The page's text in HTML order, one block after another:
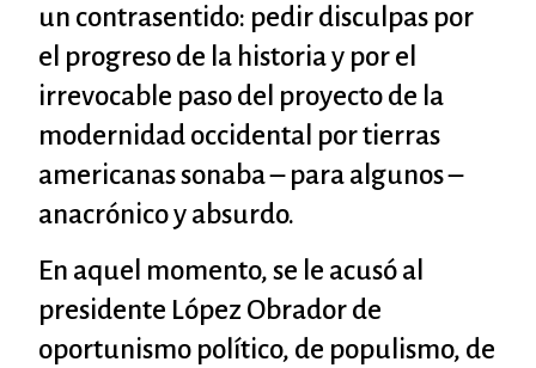
un contrasentido: pedir disculpas por
el progreso de la historia y por el
irrevocable paso del proyecto de la
modernidad occidental por tierras
americanas sonaba – para algunos –
anacrónico y absurdo.
En aquel momento, se le acusó al
presidente López Obrador de
oportunismo político, de populismo, de